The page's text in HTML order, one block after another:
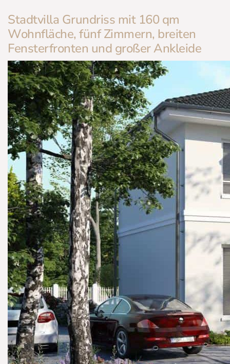
Stadtvilla Grundriss mit 160 qm
Wohnfläche, fünf Zimmern, breiten
Fensterfronten und großer Ankleide